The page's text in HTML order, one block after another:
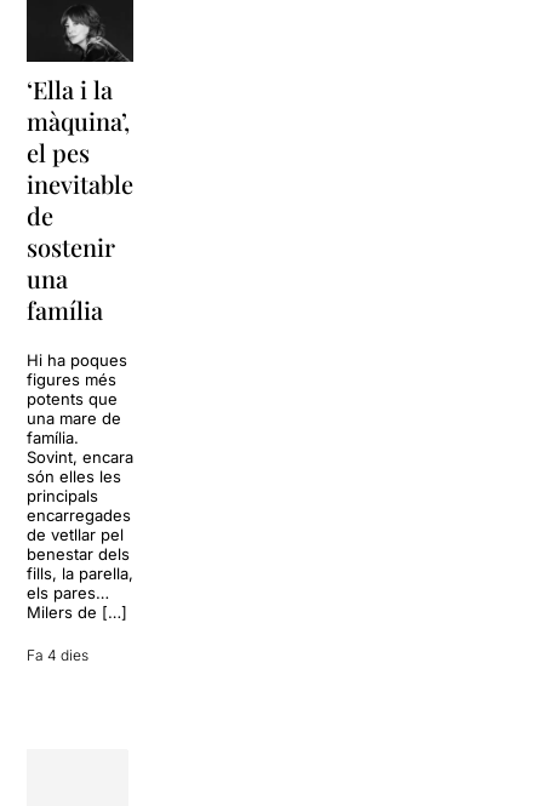
‘Ella i la
màquina’,
el pes
inevitable
de
sostenir
una
família
Hi ha poques
figures més
potents que
una mare de
família.
Sovint, encara
són elles les
principals
encarregades
de vetllar pel
benestar dels
fills, la parella,
els pares…
Milers de […]
Fa 4 dies